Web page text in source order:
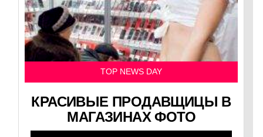
TOP NEWS DAY
КРАСИВЫЕ ПРОДАВЩИЦЫ В
МАГАЗИНАХ ФОТО